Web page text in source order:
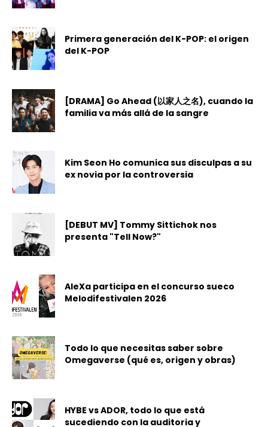
Primera generación del K-POP: el origen
del K-POP
[DRAMA] Go Ahead (以家人之名), cuando la
familia va más allá de la sangre
Kim Seon Ho comunica sus disculpas a su
ex novia por la controversia
[DEBUT MV] Tommy Sittichok nos
presenta "Tell Now?"
AleXa participa en el concurso sueco
Melodifestivalen 2026
Todo lo que necesitas saber sobre
Omegaverse (qué es, origen y obras)
HYBE vs ADOR, todo lo que está
sucediendo con la auditoria y